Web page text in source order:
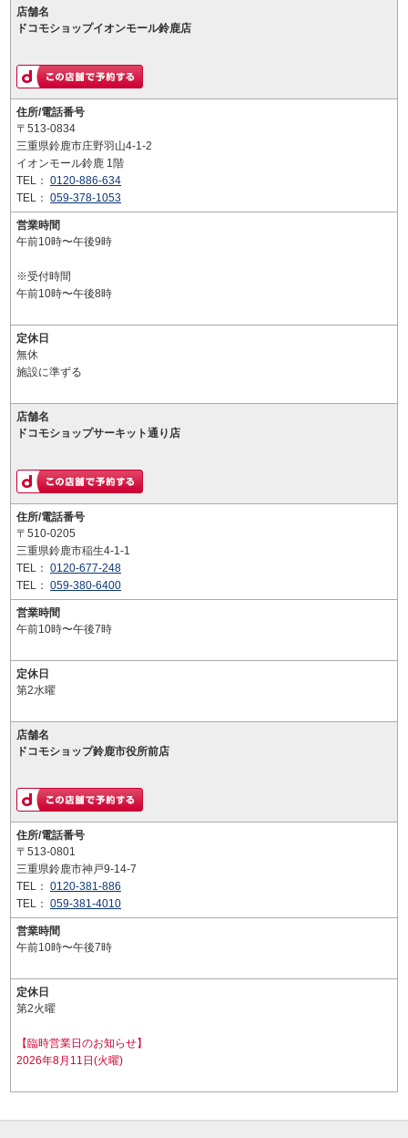
店舗名
ドコモショップイオンモール鈴鹿店
住所/電話番号
〒513-0834
三重県鈴鹿市庄野羽山4-1-2
イオンモール鈴鹿 1階
TEL： 0120-886-634
TEL： 059-378-1053
営業時間
午前10時〜午後9時
※受付時間
午前10時〜午後8時
定休日
無休
施設に準ずる
店舗名
ドコモショップサーキット通り店
住所/電話番号
〒510-0205
三重県鈴鹿市稲生4-1-1
TEL： 0120-677-248
TEL： 059-380-6400
営業時間
午前10時〜午後7時
定休日
第2水曜
店舗名
ドコモショップ鈴鹿市役所前店
住所/電話番号
〒513-0801
三重県鈴鹿市神戸9-14-7
TEL： 0120-381-886
TEL： 059-381-4010
営業時間
午前10時〜午後7時
定休日
第2火曜
【臨時営業日のお知らせ】
2026年8月11日(火曜)